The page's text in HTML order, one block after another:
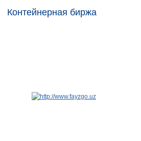
Контейнерная биржа